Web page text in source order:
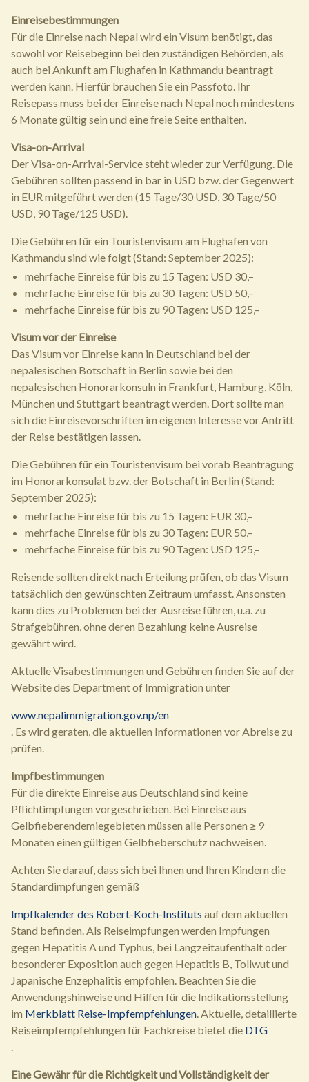
Einreisebestimmungen
Für die Einreise nach Nepal wird ein Visum benötigt, das
sowohl vor Reisebeginn bei den zuständigen Behörden, als
auch bei Ankunft am Flughafen in Kathmandu beantragt
werden kann. Hierfür brauchen Sie ein Passfoto. Ihr
Reisepass muss bei der Einreise nach Nepal noch mindestens
6 Monate gültig sein und eine freie Seite enthalten.
Visa-on-Arrival
Der Visa-on-Arrival-Service steht wieder zur Verfügung. Die
Gebühren sollten passend in bar in USD bzw. der Gegenwert
in EUR mitgeführt werden (15 Tage/30 USD, 30 Tage/50
USD, 90 Tage/125 USD).
Die Gebühren für ein Touristenvisum am Flughafen von
Kathmandu sind wie folgt (Stand: September 2025):
mehrfache Einreise für bis zu 15 Tagen: USD 30,–
mehrfache Einreise für bis zu 30 Tagen: USD 50,–
mehrfache Einreise für bis zu 90 Tagen: USD 125,–
Visum vor der Einreise
Das Visum vor Einreise kann in Deutschland bei der
nepalesischen Botschaft in Berlin sowie bei den
nepalesischen Honorarkonsuln in Frankfurt, Hamburg, Köln,
München und Stuttgart beantragt werden. Dort sollte man
sich die Einreisevorschriften im eigenen Interesse vor Antritt
der Reise bestätigen lassen.
Die Gebühren für ein Touristenvisum bei vorab Beantragung
im Honorarkonsulat bzw. der Botschaft in Berlin (Stand:
September 2025):
mehrfache Einreise für bis zu 15 Tagen: EUR 30,–
mehrfache Einreise für bis zu 30 Tagen: EUR 50,–
mehrfache Einreise für bis zu 90 Tagen: USD 125,–
Reisende sollten direkt nach Erteilung prüfen, ob das Visum
tatsächlich den gewünschten Zeitraum umfasst. Ansonsten
kann dies zu Problemen bei der Ausreise führen, u.a. zu
Strafgebühren, ohne deren Bezahlung keine Ausreise
gewährt wird.
Aktuelle Visabestimmungen und Gebühren finden Sie auf der
Website des Department of Immigration unter
www.nepalimmigration.gov.np/en
. Es wird geraten, die aktuellen Informationen vor Abreise zu
prüfen.
Impfbestimmungen
Für die direkte Einreise aus Deutschland sind keine
Pflichtimpfungen vorgeschrieben. Bei Einreise aus
Gelbfieberendemiegebieten müssen alle Personen ≥ 9
Monaten einen gültigen Gelbfieberschutz nachweisen.
Achten Sie darauf, dass sich bei Ihnen und Ihren Kindern die
Standardimpfungen gemäß
Impfkalender des Robert-Koch-Instituts auf dem aktuellen
Stand befinden. Als Reiseimpfungen werden Impfungen
gegen Hepatitis A und Typhus, bei Langzeitaufenthalt oder
besonderer Exposition auch gegen Hepatitis B, Tollwut und
Japanische Enzephalitis empfohlen. Beachten Sie die
Anwendungshinweise und Hilfen für die Indikationsstellung
im Merkblatt Reise-Impfempfehlungen. Aktuelle, detaillierte
Reiseimpfempfehlungen für Fachkreise bietet die DTG
.
Eine Gewähr für die Richtigkeit und Vollständigkeit der